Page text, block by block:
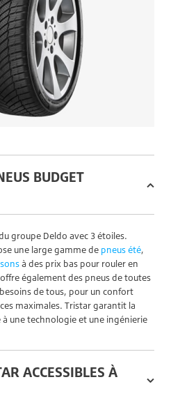
BUDGET
groupe Deldo avec 3 étoiles.
une large gamme de pneus été,
à des prix bas pour rouler en
également des pneus de toutes
de tous, pour un confort
maximales. Tristar garantit la
à une technologie et une ingénierie
ACCESSIBLES À